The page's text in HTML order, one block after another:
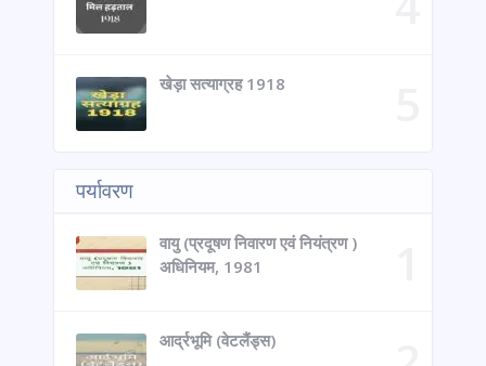
खेड़ा सत्याग्रह 1918
पर्यावरण
वायु (प्रदूषण निवारण एवं नियंत्रण )
अधिनियम, 1981
आर्द्रभूमि (वेटलैंड्स)